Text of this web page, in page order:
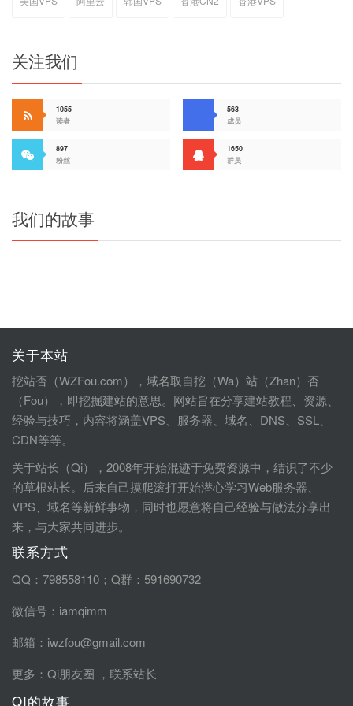
关注我们
1055
读者
563
成员
897
粉丝
1650
群员
我们的故事
关于本站
挖站否（WZFou.com），域名取自挖（Wa）站（Zhan）否
（Fou），即挖掘建站的意思。网站旨在分享建站教程、资源、
经验与技巧，内容将涵盖VPS、服务器、域名、DNS、SSL、
CDN等等。
关于站长（Qi），2008年开始混迹于免费资源中，结识了不少
的草根站长。后来自己摸爬滚打开始潜心学习Web服务器、
VPS、域名等新鲜事物，同时也愿意将自己经验与做法分享出
来，与大家共同进步。
联系方式
QQ：798558110；Q群：591690732
微信号：iamqimm
邮箱：iwzfou@gmail.com
更多： Qi朋友圈 ， 联系站长
QI的故事